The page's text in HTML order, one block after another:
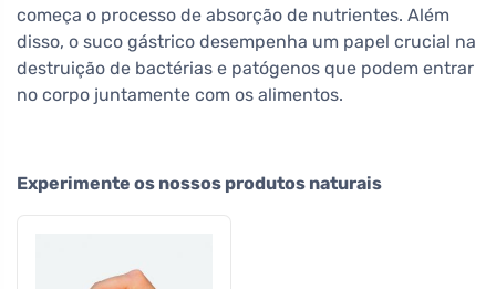
começa o processo de absorção de nutrientes. Além
disso, o suco gástrico desempenha um papel crucial na
destruição de bactérias e patógenos que podem entrar
no corpo juntamente com os alimentos.
Experimente os nossos produtos naturais